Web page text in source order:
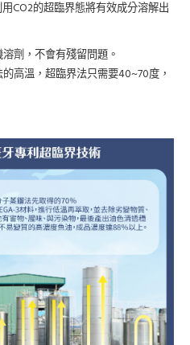
CO2的超臨界態將有效成分溶解出
劑，不會有殘留問題。
高溫，超臨界法只需要40~70度，